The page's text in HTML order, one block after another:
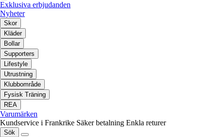
Exklusiva erbjudanden
Nyheter
Skor
Kläder
Bollar
Supporters
Lifestyle
Utrustning
Klubbområde
Fysisk Träning
REA
Varumärken
Kundservice i Frankrike Säker betalning Enkla returer
Sök